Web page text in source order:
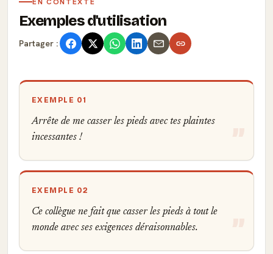
Exemples d'utilisation
Partager :
EXEMPLE 01
Arrête de me casser les pieds avec tes plaintes
incessantes !
EXEMPLE 02
Ce collègue ne fait que casser les pieds à tout le
monde avec ses exigences déraisonnables.